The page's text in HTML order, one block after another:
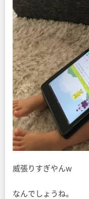
威張りすぎやんw
なんでしょうね。